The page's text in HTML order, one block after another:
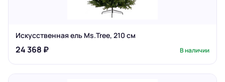
Искусственная ель Ms.Tree, 210 см
24 368 ₽ В наличии